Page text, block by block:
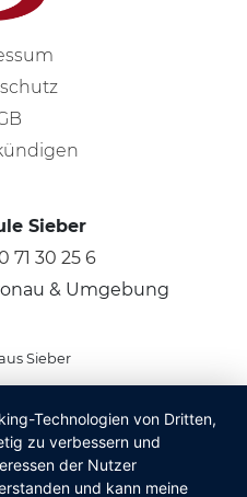
Sieber
71 30 25 6
& Umgebung
Sieber
Technologien von Dritten,
zu verbessern und
der Nutzer
und kann meine